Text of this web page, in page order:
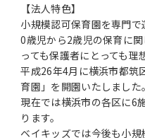
【法人特色】
小規模認可保育園を専門で
0歳児から2歳児の保育に
っても保護者にとっても理
平成26年4月に横浜市都筑
育園」を開園いたしました。
現在では横浜市の各区に6
ります。
ベイキッズでは今後も小